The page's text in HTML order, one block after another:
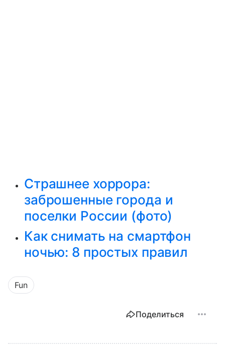
Страшнее хоррора:
заброшенные города и
поселки России (фото)
Как снимать на смартфон
ночью: 8 простых правил
Fun
Поделиться